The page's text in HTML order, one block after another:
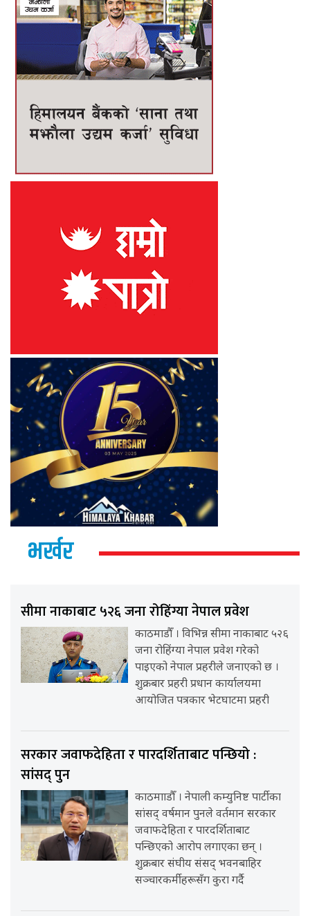
भर्खर
सीमा नाकाबाट ५२६ जना रोहिंग्या नेपाल प्रवेश
काठमाडौँ । विभिन्न सीमा नाकाबाट ५२६
जना रोहिंग्या नेपाल प्रवेश गरेको
पाइएको नेपाल प्रहरीले जनाएको छ ।
शुक्रबार प्रहरी प्रधान कार्यालयमा
आयोजित पत्रकार भेटघाटमा प्रहरी
सरकार जवाफदेहिता र पारदर्शिताबाट पन्छियो :
सांसद् पुन
काठमााडौँ । नेपाली कम्युनिष्ट पार्टीका
सांसद् वर्षमान पुनले वर्तमान सरकार
जवाफदेहिता र पारदर्शिताबाट
पन्छिएको आरोप लगाएका छन् ।
शुक्रबार संघीय संसद् भवनबाहिर
सञ्चारकर्मीहरूसँग कुरा गर्दै